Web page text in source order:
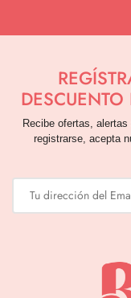
Recibe ofertas,
registrarse, acepta